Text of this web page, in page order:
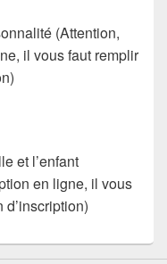
(Attention,
il vous faut remplir
et l’enfant
en ligne, il vous